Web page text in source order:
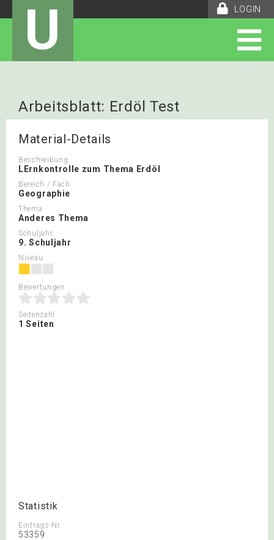
LOGIN
U
Arbeitsblatt: Erdöl Test
Material-Details
Beschreibung
LErnkontrolle zum Thema Erdöl
Bereich / Fach
Geographie
Thema
Anderes Thema
Schuljahr
9. Schuljahr
Niveau
Bewertungen
Seitenzahl
1 Seiten
Statistik
Eintrags-Nr.
53359